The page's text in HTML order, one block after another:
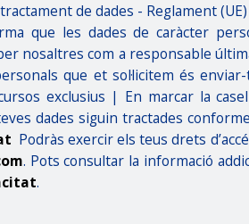
de dades - Reglament
que les dades de caràcter
nosaltres com a responsable
que et sol·licitem és
exclusius | En marcar la
dades siguin tractades
Podràs exercir els teus drets
. Pots consultar la informació
.